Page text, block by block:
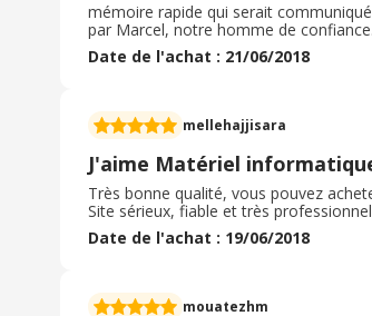
mémoire rapide qui serait
par Marcel, notre homme de
Date de l'achat : 21/06/2018
mellehajjisara
J'aime Matériel
Très bonne qualité, vous pouvez
Site sérieux, fiable et très
Date de l'achat : 19/06/2018
mouatezhm